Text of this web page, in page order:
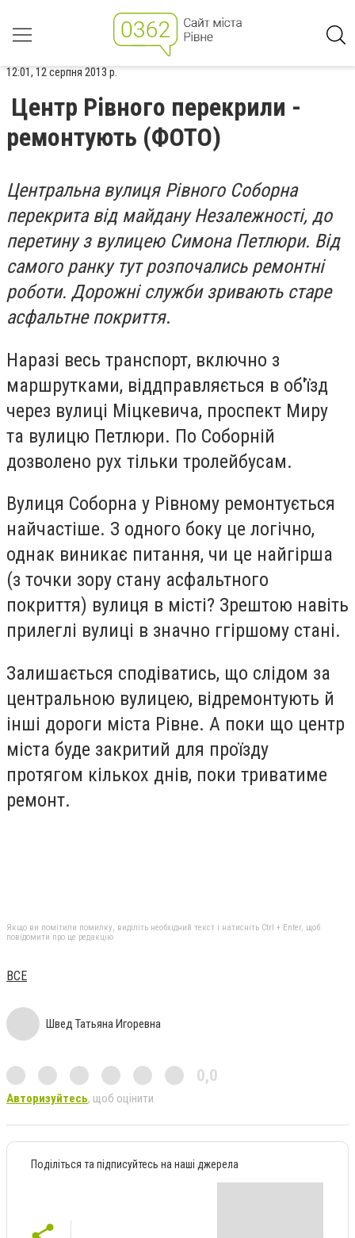
12:01, 12 серпня 2013 р.
Центр Рівного перекрили -
ремонтують (ФОТО)
Центральна вулиця Рівного Соборна
перекрита від майдану Незалежності, до
перетину з вулицею Симона Петлюри. Від
самого ранку тут розпочались ремонтні
роботи. Дорожні служби зривають старе
асфальтне покриття.
Наразі весь транспорт, включно з
маршрутками, віддправляється в об'їзд
через вулиці Міцкевича, проспект Миру
та вулицю Петлюри. По Соборній
дозволено рух тільки тролейбусам.
Вулиця Соборна у Рівному ремонтується
найчастіше. З одного боку це логічно,
однак виникає питання, чи це найгірша
(з точки зору стану асфальтного
покриття) вулиця в місті? Зрештою навіть
прилеглі вулиці в значно ггіршому стані.
Залишається сподіватись, що слідом за
центральною вулицею, відремонтують й
інші дороги міста Рівне. А поки що центр
міста буде закритий для проїзду
протягом кількох днів, поки триватиме
ремонт.
Якщо ви помітили помилку, виділіть необхідний текст і натисніть Ctrl + Enter, щоб
повідомити про це редакцію
ВСЕ
Швед Татьяна Игоревна
0,0
Авторизуйтесь, щоб оцінити
Поділіться та підписуйтесь на наші джерела